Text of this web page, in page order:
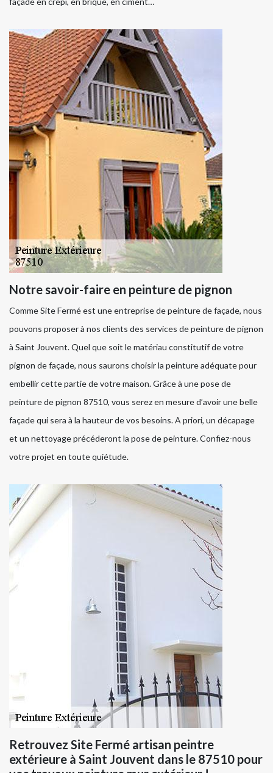
Notre savoir-faire en peinture de pignon
Comme Site Fermé est une entreprise de peinture de façade, nous
pouvons proposer à nos clients des services de peinture de pignon
à Saint Jouvent. Quel que soit le matériau constitutif de votre
pignon de façade, nous saurons choisir la peinture adéquate pour
embellir cette partie de votre maison. Grâce à une pose de
peinture de pignon 87510, vous serez en mesure d’avoir une belle
façade qui sera à la hauteur de vos besoins. A priori, un décapage
et un nettoyage précéderont la pose de peinture. Confiez-nous
votre projet en toute quiétude.
Retrouvez Site Fermé artisan peintre
extérieure à Saint Jouvent dans le 87510 pour